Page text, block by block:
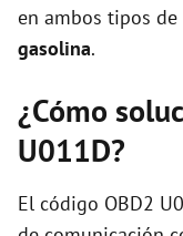
en ambos tipos
gasolina.
¿Cómo
U011D?
El código OBD2